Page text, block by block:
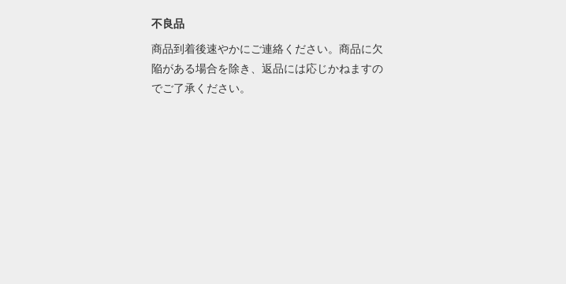
不良品
商品到着後速やかにご連絡ください。商品に欠
陥がある場合を除き、返品には応じかねますの
でご了承ください。